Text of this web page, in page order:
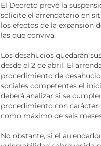
El Decreto prevé la
solicite el arrendatario en
los efectos de la expansión
las que conviva.
Los desahucios quedarán
desde el 2 de abril. El
procedimiento de
sociales competentes el
deberá analizar si se
procedimiento con
como máximo de seis
No obstante, si el